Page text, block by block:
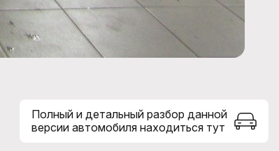
Полный и детальный разбор данной
версии автомобиля находиться тут